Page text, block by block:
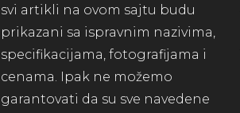
svi artikli na ovom sajtu budu
prikazani sa ispravnim nazivima,
specifikacijama, fotografijama i
cenama. Ipak ne možemo
garantovati da su sve navedene